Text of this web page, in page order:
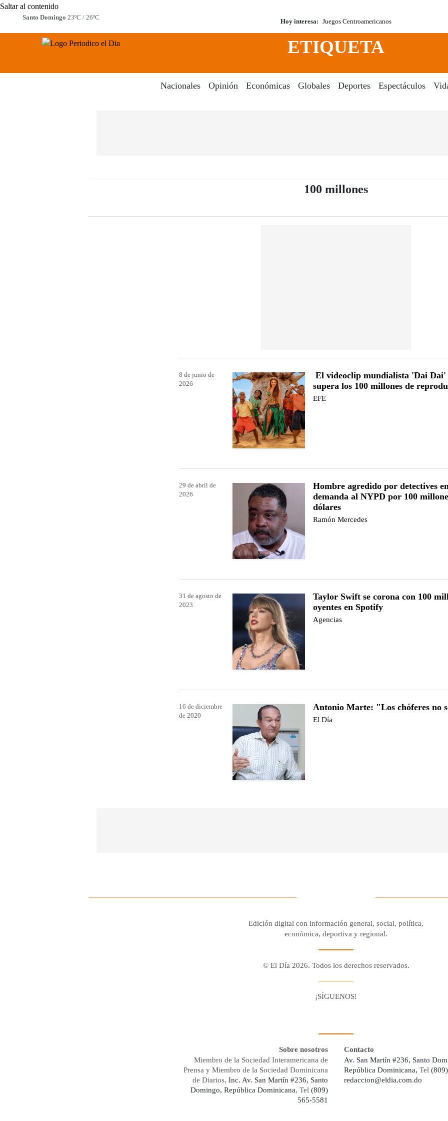
Saltar al contenido
Santo Domingo 23ºC / 26ºC
Hoy interesa: Juegos Centroamericanos
ETIQUETA
Nacionales Opinión Económicas Globales Deportes Espectáculos
100 millones- Periódico El
8 de junio de
2026
El videoclip mundialista 'Dai Dai'
supera los 100 millones de
EFE
29 de abril de
2026
Hombre agredido por detectives
demanda al NYPD por 100
dólares
Ramón Mercedes
31 de agosto de
2023
Taylor Swift se corona con 100
oyentes en Spotify
Agencias
16 de diciembre
de 2020
Antonio Marte: "Los chóferes no
El Día
Edición digital con información general, social, política,
económica, deportiva y regional.
© El Día 2026. Todos los derechos reservados.
¡SÍGUENOS!
Sobre nosotros
Miembro de la Sociedad Interamericana de
Prensa y Miembro de la Sociedad Dominicana
de Diarios, Inc. Av. San Martín #236, Santo
Domingo, República Dominicana, Tel (809)
565-5581
Contacto
Av. San Martín #236, Santo
República Dominicana, Tel
redaccion@eldia.com.do